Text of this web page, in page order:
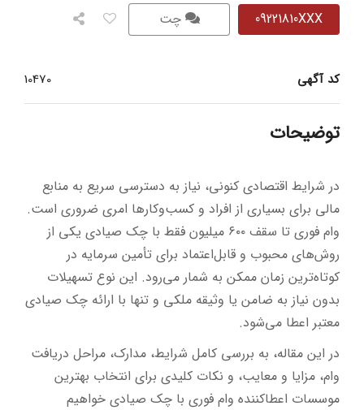
09221810XXX چت
کد آگهی 10470
توضیحات
در شرایط اقتصادی کنونی، نیاز به دسترسی سریع به منابع
مالی برای بسیاری از افراد و کسب‌وکارها امری ضروری است.
وام فوری تا سقف ۶۰۰ میلیون فقط با چک صیادی یکی از
روش‌های محبوب و قابل‌اعتماد برای تأمین سرمایه در
کوتاه‌ترین زمان ممکن به شمار می‌رود. این نوع تسهیلات
بدون نیاز به ضامن یا وثیقه ملکی و تنها با ارائه چک صیادی
معتبر اعطا می‌شود.
در این مقاله، به بررسی کامل شرایط، مدارک، مراحل دریافت
وام، مزایا و معایب، و نکات کلیدی برای انتخاب بهترین
موسسات اعطاکننده وام فوری با چک صیادی خواهیم